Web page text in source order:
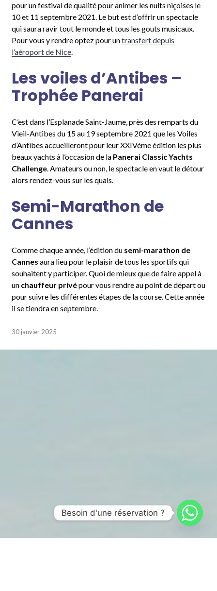
pour un festival de qualité pour animer les nuits niçoises le
10 et 11 septembre 2021. Le but est d’offrir un spectacle
qui saura ravir tout le monde et tous les gouts musicaux.
Pour vous y rendre optez pour untransfert depuis
l’aéroport de Nice.
Les voiles d’Antibes –
Trophée Panerai
C’est dans l’Esplanade Saint-Jaume, près des remparts du
Vieil-Antibes du 15 au 19 septembre 2021 que les Voiles
d’Antibes accueilleront pour leur XXIVème édition les plus
beaux yachts à l’occasion de la Panerai Classic Yachts
Challenge. Amateurs ou non, le spectacle en vaut le détour
alors rendez-vous sur les quais.
Semi-Marathon de
Cannes
Comme chaque année, l’édition du semi-marathon de
Cannes aura lieu pour le plaisir de tous les sportifs qui
souhaitent y participer. Quoi de mieux que de faire appel à
un chauffeur privépour vous rendre au point de départ ou
pour suivre les différentes étapes de la course. Cette année
il se tiendra en septembre.
30 janvier 2025
Besoin d'une réservation ?